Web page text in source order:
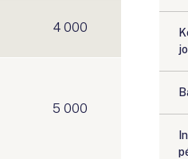
4 000
5 000